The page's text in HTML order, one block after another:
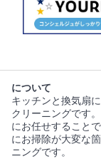
について
キッチンと換気扇
クリーニングです
にお任せすること
にお掃除が大変な
ニングです。